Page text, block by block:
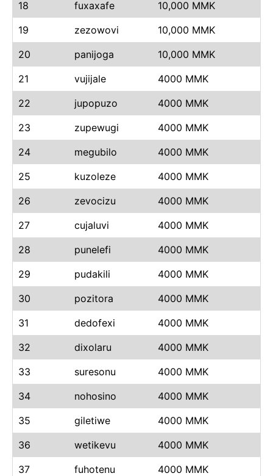
18 fuxaxafe
10,000 MMK
19
zezowovi
10,000 MMK
20
panijoga
10,000 MMK
21
vujijale
4000 MMK
22
jupopuzo
4000 MMK
23
zupewugi
4000 MMK
24
megubilo
4000 MMK
25
kuzoleze
4000 MMK
26
zevocizu
4000 MMK
27
cujaluvi
4000 MMK
28
punelefi
4000 MMK
29
pudakili
4000 MMK
30
pozitora
4000 MMK
31
dedofexi
4000 MMK
32
dixolaru
4000 MMK
33
suresonu
4000 MMK
34
nohosino
4000 MMK
35
giletiwe
4000 MMK
36
wetikevu
4000 MMK
37
fuhotenu
4000 MMK